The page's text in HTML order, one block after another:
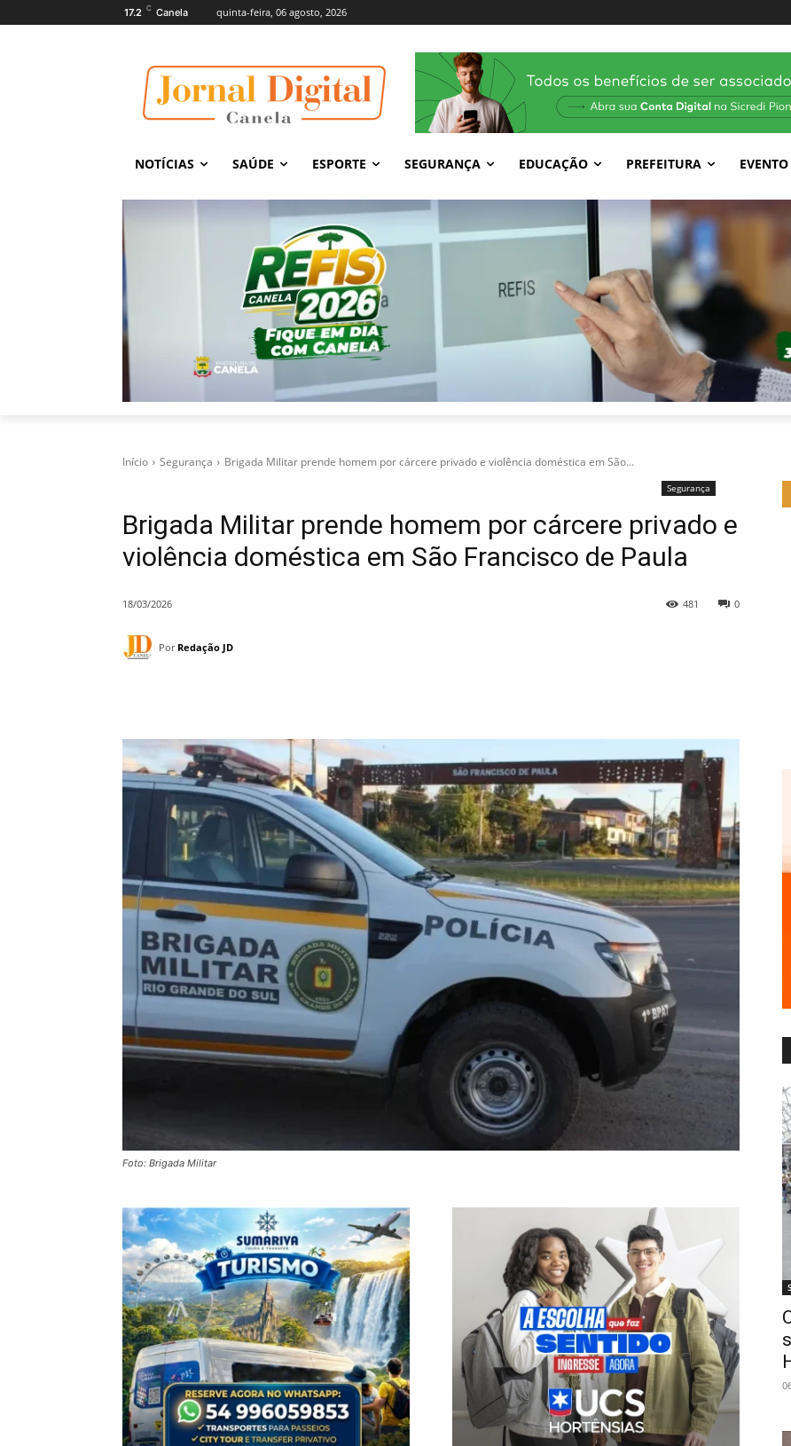
17.2 C Canela quinta-feira, 06 agosto, 2026
NOTÍCIAS SAÚDE ESPORTE SEGURANÇA EDUCAÇÃO PREFEITURA EVENTO
Início Segurança Brigada Militar prende homem por cárcere privado e violência doméstica em São...
Segurança
Brigada Militar prende homem por cárcere privado e
violência doméstica em São Francisco de Paula
18/03/2026 0
481
Por Redação JD
Foto: Brigada Militar